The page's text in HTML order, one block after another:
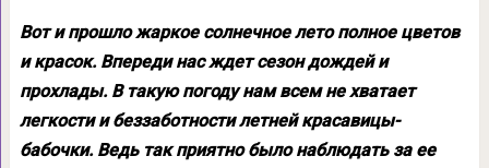
Вот и прошло жаркое солнечное лето полное цветов
и красок. Впереди нас ждет сезон дождей и
прохлады. В такую погоду нам всем не хватает
легкости и беззаботности летней красавицы-
бабочки. Ведь так приятно было наблюдать за ее